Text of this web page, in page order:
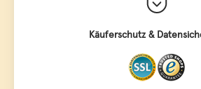
Käuferschutz &